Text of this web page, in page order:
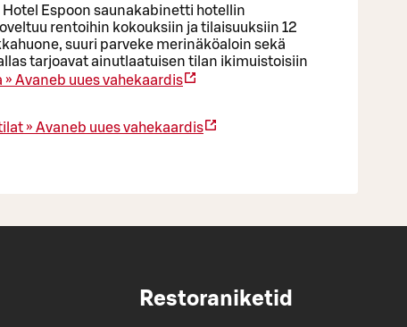
Hotel Espoon saunakabinetti hotellin
rentoihin kokouksiin ja tilaisuuksiin 12
suuri parveke merinäköaloin sekä
tarjoavat ainutlaatuisen tilan ikimuistoisiin
» Avaneb uues vahekaardis
» Avaneb uues vahekaardis
Restoraniketid